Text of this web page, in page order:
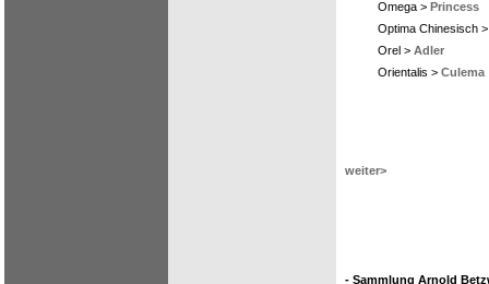
Omega > Princess
Optima Chinesisch
Orel > Adler
Orientalis > Culema
weiter>
- Sammlung Arnold